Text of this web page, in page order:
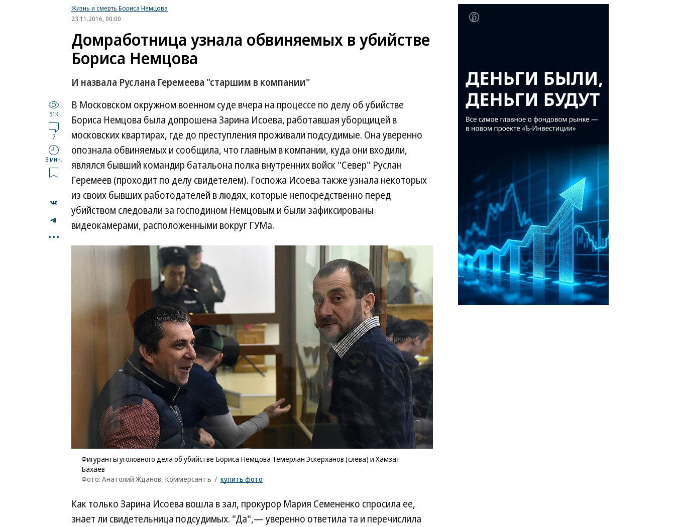
Жизнь и смерть Бориса Немцова
23.11.2016, 00:00
Домработница узнала обвиняемых в убийстве
Бориса Немцова
И назвала Руслана Геремеева "старшим в компании"
51K
7
3 мин.
...
В Московском окружном военном суде вчера на процессе по делу об убийстве
Бориса Немцова была допрошена Зарина Исоева, работавшая уборщицей в
московских квартирах, где до преступления проживали подсудимые. Она уверенно
опознала обвиняемых и сообщила, что главным в компании, куда они входили,
являлся бывший командир батальона полка внутренних войск "Север" Руслан
Геремеев (проходит по делу свидетелем). Госпожа Исоева также узнала некоторых
из своих бывших работодателей в людях, которые непосредственно перед
убийством следовали за господином Немцовым и были зафиксированы
видеокамерами, расположенными вокруг ГУМа.
Фигуранты уголовного дела об убийстве Бориса Немцова Темерлан Эскерханов (слева) и Хамзат
Бахаев
Фото: Анатолий Жданов, Коммерсантъ / купить фото
Как только Зарина Исоева вошла в зал, прокурор Мария Семененко спросила ее,
знает ли свидетельница подсудимых. "Да",— уверенно ответила та и перечислила